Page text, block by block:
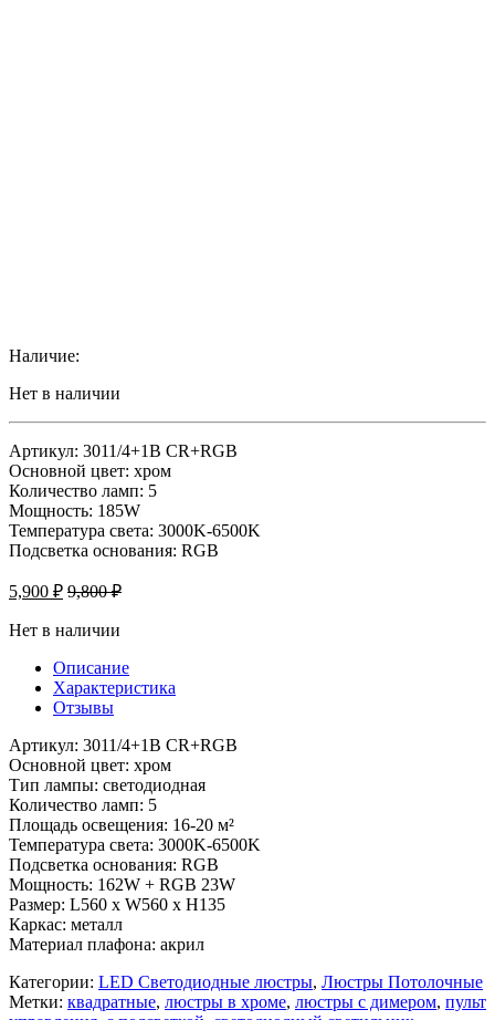
Наличие:
Нет в наличии
Артикул: 3011/4+1B CR+RGB
Основной цвет: хром
Количество ламп: 5
Мощность: 185W
Температура света: 3000K-6500K
Подсветка основания: RGB
5,900 ₽ 9,800₽
Нет в наличии
Описание
Характеристика
Отзывы
Артикул: 3011/4+1B CR+RGB
Основной цвет: хром
Тип лампы: светодиодная
Количество ламп: 5
Площадь освещения: 16-20 м²
Температура света: 3000K-6500K
Подсветка основания: RGB
Мощность: 162W + RGB 23W
Размер: L560 x W560 x H135
Каркас: металл
Материал плафона: акрил
Категории: LED Светодиодные люстры, Люстры Потолочные
Метки: квадратные, люстры в хроме, люстры с димером, пульт